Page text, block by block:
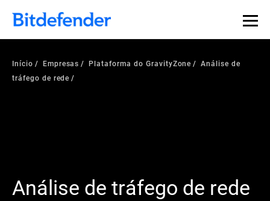
Início Empresas Plataforma do GravityZone
Análise de
tráfego de rede
Análise de tráfego de rede